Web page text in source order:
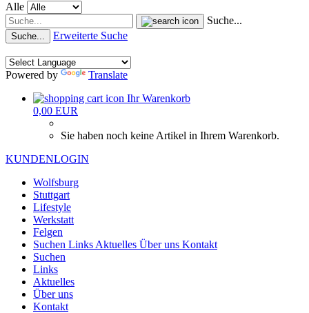
Alle
Suche...
Suche... Erweiterte Suche
Powered by
Translate
Ihr Warenkorb
0,00 EUR
Sie haben noch keine Artikel in Ihrem Warenkorb.
KUNDENLOGIN
Wolfsburg
Stuttgart
Lifestyle
Werkstatt
Felgen
Suchen Links Aktuelles Über uns Kontakt
Suchen
Links
Aktuelles
Über uns
Kontakt